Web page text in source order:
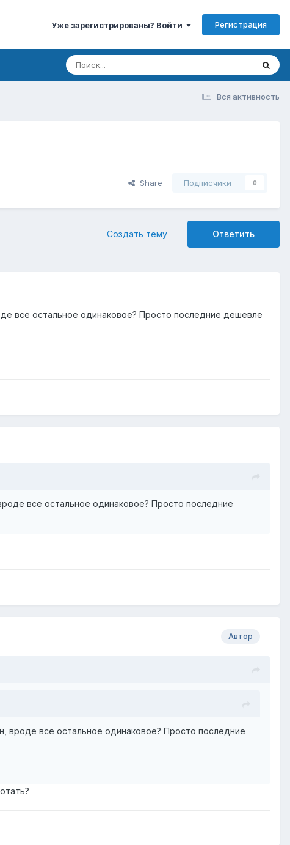
Уже зарегистрированы? Войти Регистрация
Вся активность
Share Подписчики 0
Ответить
Создать тему
все остальное одинаковое? Просто последние дешевле
все остальное одинаковое? Просто последние
Автор
вроде все остальное одинаковое? Просто последние